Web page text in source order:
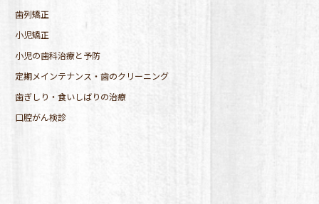
歯列矯正
小児矯正
小児の歯科治療と予防
定期メインテナンス・歯のクリーニング
歯ぎしり・食いしばりの治療
口腔がん検診